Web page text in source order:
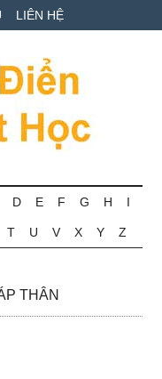
LIÊN HỆ
D E F G H I
T U V X Y Z
THÂN